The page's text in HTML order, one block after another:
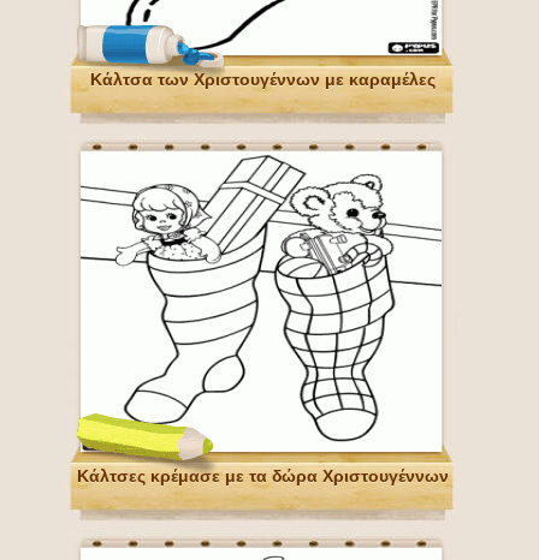
Κάλτσα των Χριστουγέννων με καραμέλες
Κάλτσες κρέμασε με τα δώρα Χριστουγέννων